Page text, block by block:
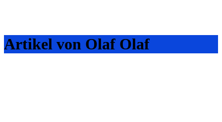
Artikel von Olaf Olaf